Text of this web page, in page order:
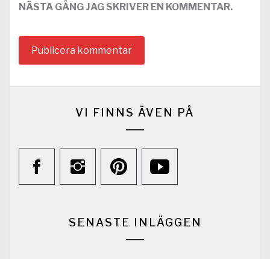
NÄSTA GÅNG JAG SKRIVER EN KOMMENTAR.
VI FINNS ÄVEN PÅ
SENASTE INLÄGGEN